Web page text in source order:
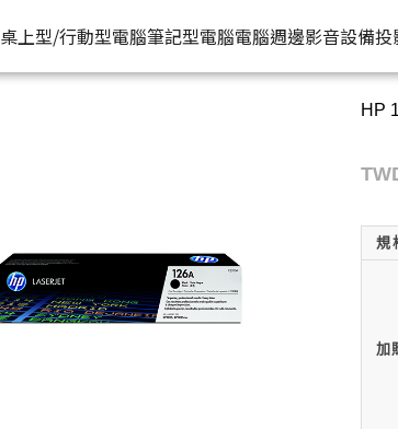
推薦好
工作室用
設計工程用
多功能傳真事務機
單功能掃描器
其他附加功能
桌上型/行動型電腦
Z4
Z6
Z8
筆記型電腦
超品系列
OmniBook 系列
Probook 系列
ZBook 系列
電腦週邊
硬碟外接盒
影音設備
耳機
有
投
HP
規
加